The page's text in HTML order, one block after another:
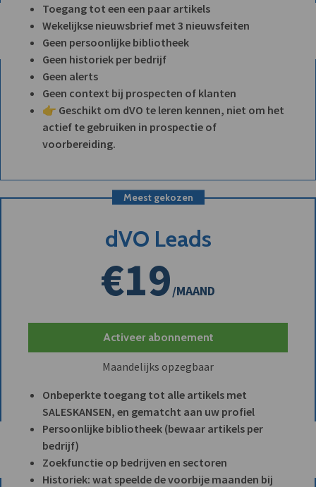
Toegang tot een een paar artikels
Wekelijkse nieuwsbrief met 3 nieuwsfeiten
Geen persoonlijke bibliotheek
Geen historiek per bedrijf
Geen alerts
Geen context bij prospecten of klanten
👉 Geschikt om dVO te leren kennen, niet om het
actief te gebruiken in prospectie of
voorbereiding.
Meest gekozen
dVO Leads
€19/MAAND
Activeer abonnement
Maandelijks opzegbaar
Onbeperkte toegang tot alle artikels met
SALESKANSEN, en gematcht aan uw profiel
Persoonlijke bibliotheek (bewaar artikels per
bedrijf)
Zoekfunctie op bedrijven en sectoren
Historiek: wat speelde de voorbije maanden bij